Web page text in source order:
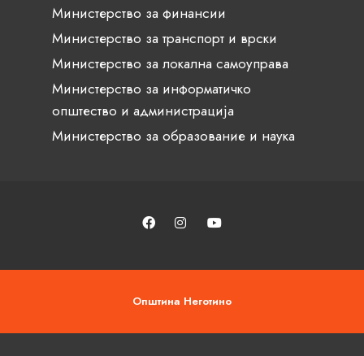
Министерство за финансии
Министерство за транспорт и врски
Министерство за локална самоуправа
Министерство за информатичко
општество и администрација
Министерство за образование и наука
Општина Неготино